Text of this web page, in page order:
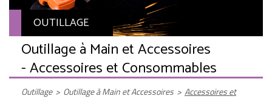
OUTILLAGE
Outillage à Main et Accessoires
- Accessoires et Consommables
Outillage > Outillage à Main et Accessoires > Accessoires et